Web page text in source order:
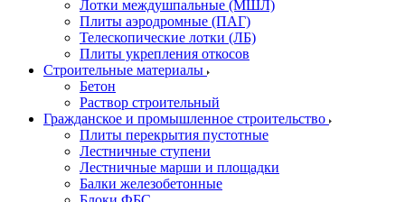
Лотки междушпальные (МШЛ)
Плиты аэродромные (ПАГ)
Телескопические лотки (ЛБ)
Плиты укрепления откосов
Строительные материалы
Бетон
Раствор строительный
Гражданское и промышленное строительство
Плиты перекрытия пустотные
Лестничные ступени
Лестничные марши и площадки
Балки железобетонные